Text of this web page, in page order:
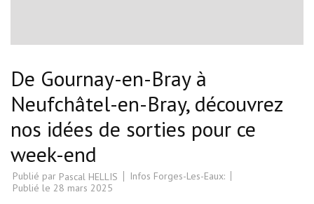
De Gournay-en-Bray à
Neufchâtel-en-Bray, découvrez
nos idées de sorties pour ce
week-end
Publié par Pascal HELLIS
Infos Forges-Les-Eaux:
Publié le 28 mars 2025